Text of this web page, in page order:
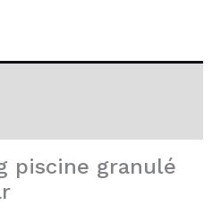
piscine granulé